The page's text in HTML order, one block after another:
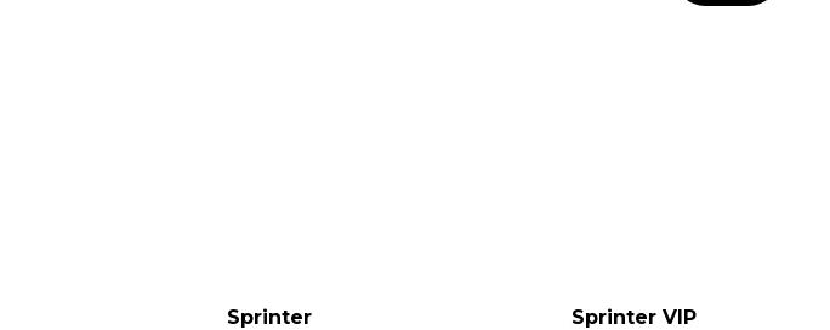
Sprinter Sprinter VIP